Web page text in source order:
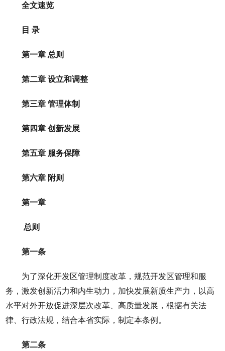
全文速览
目 录
第一章 总则
第二章 设立和调整
第三章 管理体制
第四章 创新发展
第五章 服务保障
第六章 附则
第一章
总则
第一条
为了深化开发区管理制度改革，规范开发区管理和服
务，激发创新活力和内生动力，加快发展新质生产力，以高
水平对外开放促进深层次改革、高质量发展，根据有关法
律、行政法规，结合本省实际，制定本条例。
第二条